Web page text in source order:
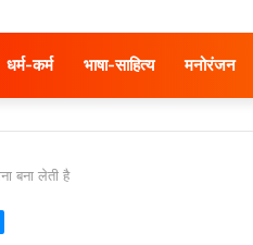
धर्म-कर्म भाषा-साहित्य मनोरंजन
बना लेती है